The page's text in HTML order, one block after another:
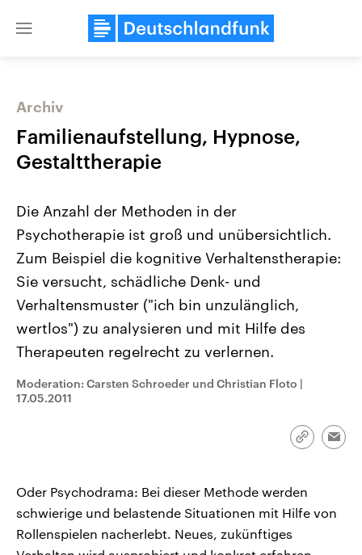
Close
Landtagswahl Sachsen-Anhalt
Alle Informationen
Sachsen-Anhalt wählt am 6.
September 2026 einen neuen
Landtag. Seit 2021 wird das
Bundesland von einer Koalition aus
Umfragen, Prognosen,
Wahlprogramme, aktuelle Berichte
USA
Hintergründe
Wirtschaftlich und
gehören die Vereinigten
den mächtigsten Ländern
mit großem Einfluss auf
Archiv
Familienaufstellung, Hypnose,
Gestalttherapie
Die Anzahl der Methoden in der
Psychotherapie ist groß und unübersichtlich.
Zum Beispiel die kognitive Verhaltenstherapie:
Sie versucht, schädliche Denk- und
Verhaltensmuster ("ich bin unzulänglich,
wertlos") zu analysieren und mit Hilfe des
Therapeuten regelrecht zu verlernen.
Moderation: Carsten Schroeder und Christian Floto |
17.05.2011
Link
Oder Psychodrama: Bei dieser Methode werden
schwierige und belastende Situationen mit Hilfe von
Rollenspielen nacherlebt. Neues, zukünftiges